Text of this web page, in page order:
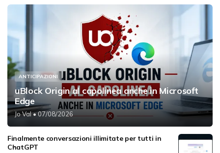
ANTICIPAZIONI
uBlock Origin al capolinea anche in Microsoft
Edge
Jo Val• 07/08/2026
Finalmente conversazioni illimitate per tutti in
ChatGPT